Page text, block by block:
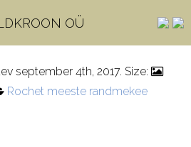
1
september 4th, 2017. Size:
Rochet meeste randmekee
OÜ